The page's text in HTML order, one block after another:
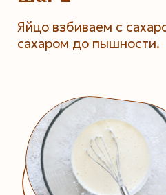
Яйцо взбиваем с
сахаром до пышности.